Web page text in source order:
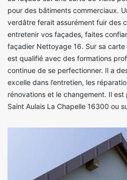
pour des bâtiments commerciaux.
verdâtre ferait assurément fuir des
entretenir vos façades, faites
façadier Nettoyage 16. Sur sa carte
est qualifié avec des formations
continue de se perfectionner. Il a
excelle dans l’entretien, les
rénovations et le changement. Il
Saint Aulais La Chapelle 16300 ou